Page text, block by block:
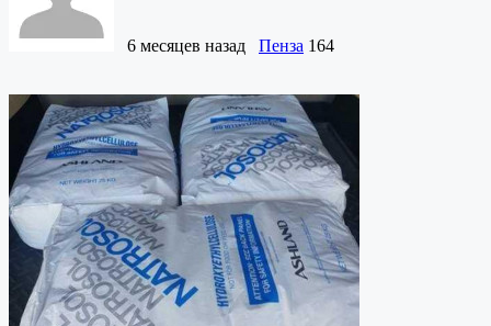
6 месяцев назад Пенза 164